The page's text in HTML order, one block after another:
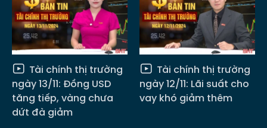
Tài chính thị trường
ngày 13/11: Đồng USD
tăng tiếp, vàng chưa
dứt đà giảm
Tài chính thị trường
ngày 12/11: Lãi suất cho
vay khó giảm thêm